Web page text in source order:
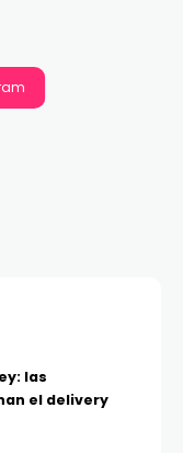
las
el delivery